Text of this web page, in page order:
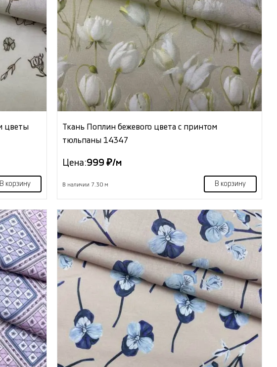
цветы
В корзину
Ткань Поплин бежевого цвета с принтом
тюльпаны 14347
Цена:999 ₽/м
В наличии 7.30 м В корзину